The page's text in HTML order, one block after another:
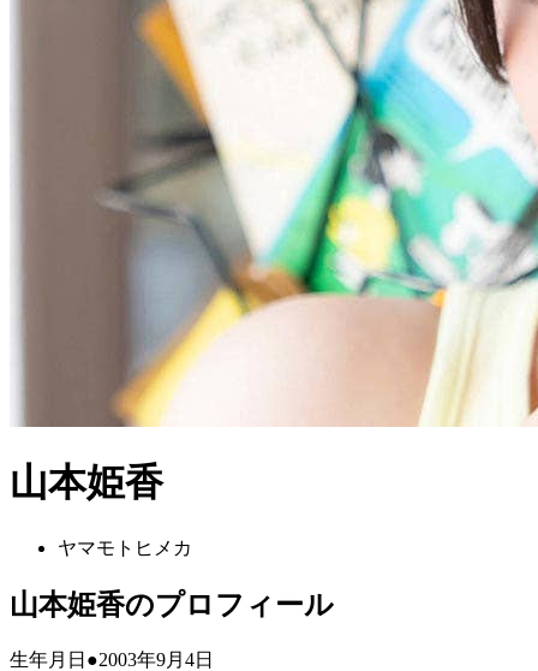
山本姫香
ヤマモトヒメカ
山本姫香のプロフィール
生年月日●2003年9月4日